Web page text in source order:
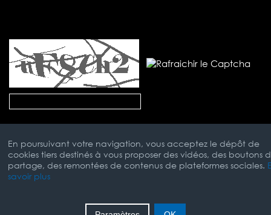
En poursuivant votre navigation, vous acceptez le dépôt de
cookies tiers destinés à vous proposer des vidéos, des boutons
partage, des remontées de contenus de plateformes sociales.
savoir plus